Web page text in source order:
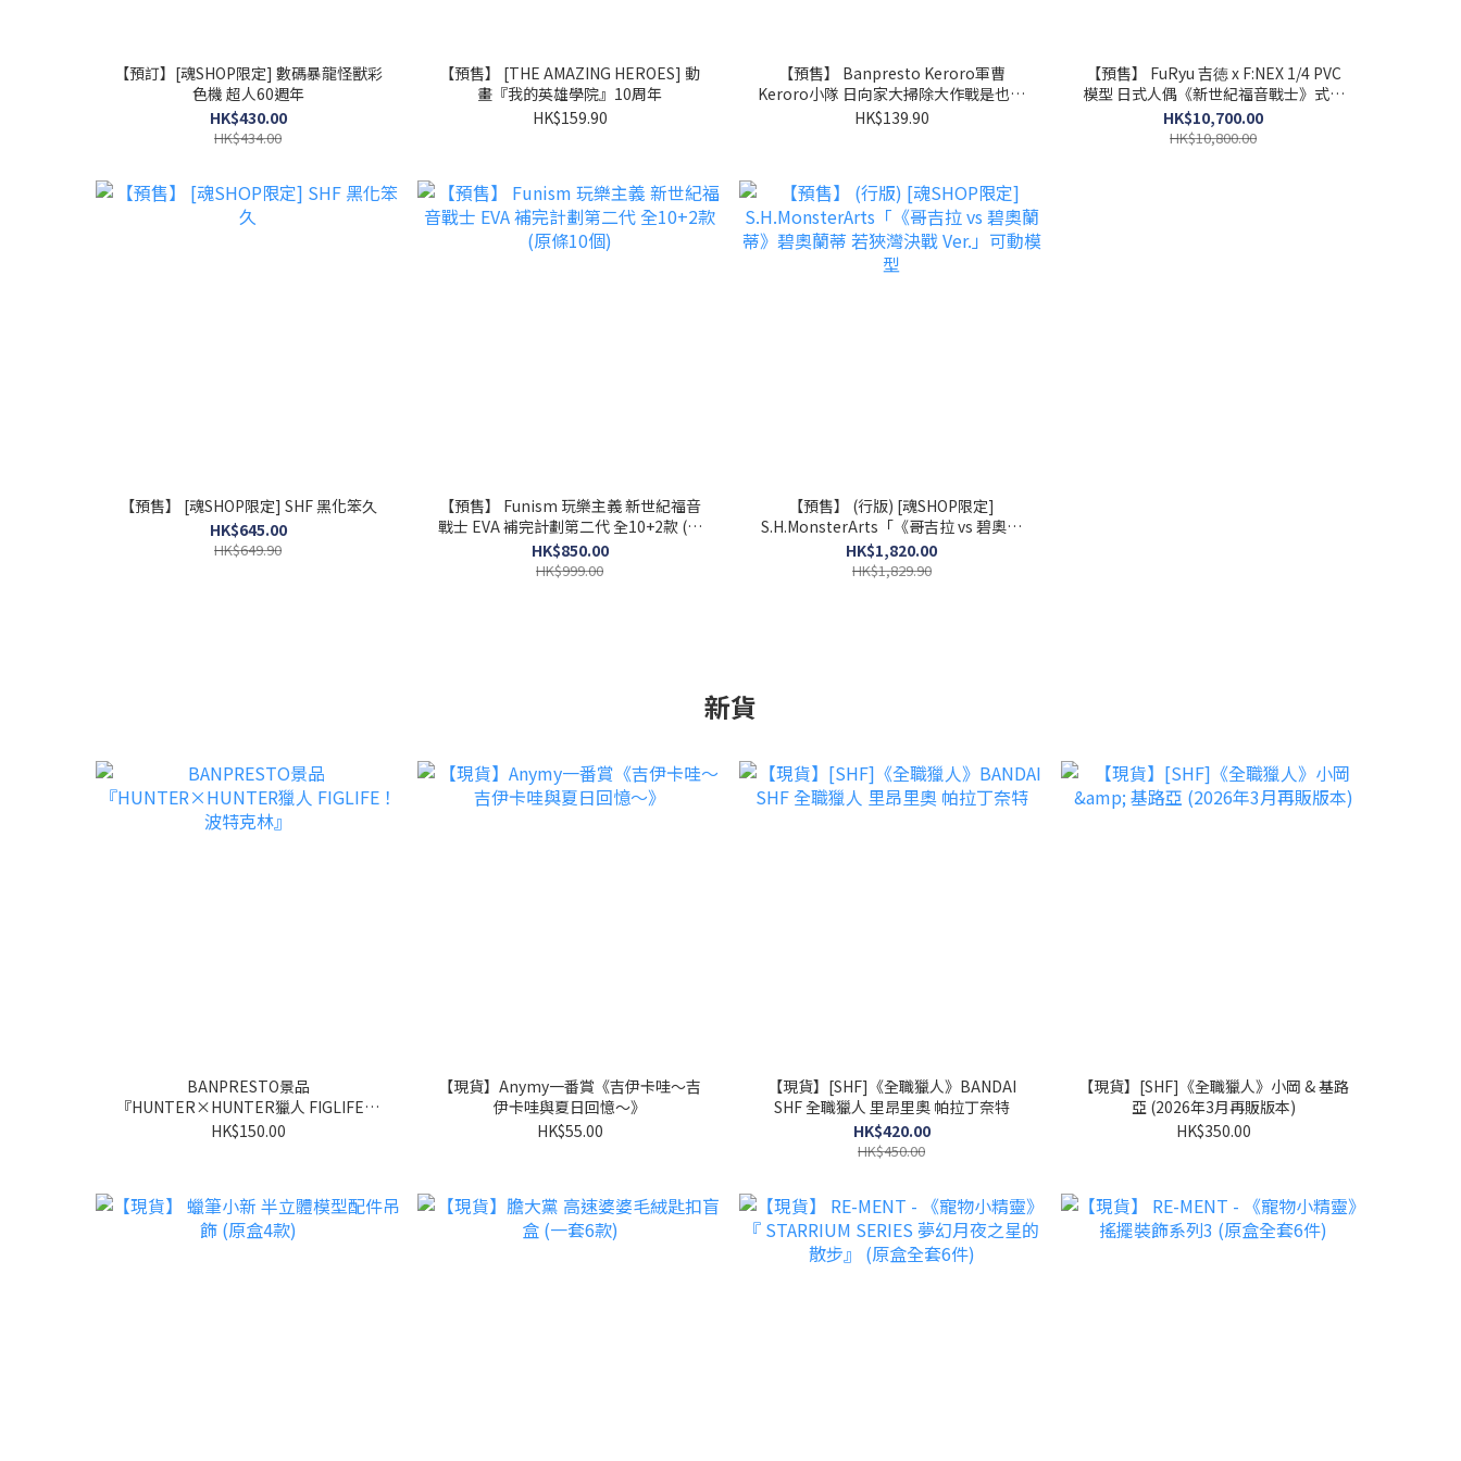
【預訂】[魂SHOP限定] 數碼暴龍怪獸彩
色機 超人60週年
HK$430.00
HK$434.00
【預售】 [THE AMAZING HEROES] 動
畫『我的英雄學院』10周年
HK$159.90
【預售】 Banpresto Keroro軍曹
Keroro小隊 日向家大掃除大作戰是也！
vol.3
HK$139.90
【預售】 FuRyu 吉徳 x F:NEX 1/4 PVC
模型 日式人偶《新世紀福音戰士》式波
·明日香·蘭格雷 & 綾波麗
HK$10,700.00
HK$10,800.00
【預售】 [魂SHOP限定] SHF 黑化笨久
HK$645.00
HK$649.90
【預售】 Funism 玩樂主義 新世紀福音
戰士 EVA 補完計劃第二代 全10+2款 (原
條10個)
HK$850.00
HK$999.00
【預售】 (行版) [魂SHOP限定]
S.H.MonsterArts「《哥吉拉 vs 碧奧蘭
蒂》碧奧蘭蒂 若狹灣決戰 Ver.」可動模
型
HK$1,820.00
HK$1,829.90
新貨
BANPRESTO景品
『HUNTER×HUNTER獵人 FIGLIFE！
波特克林』
HK$150.00
【現貨】Anymy一番賞《吉伊卡哇～吉
伊卡哇與夏日回憶～》
HK$55.00
【現貨】[SHF]《全職獵人》BANDAI
SHF 全職獵人 里昂里奧 帕拉丁奈特
HK$420.00
HK$450.00
【現貨】[SHF]《全職獵人》小岡 & 基路
亞 (2026年3月再販版本)
HK$350.00